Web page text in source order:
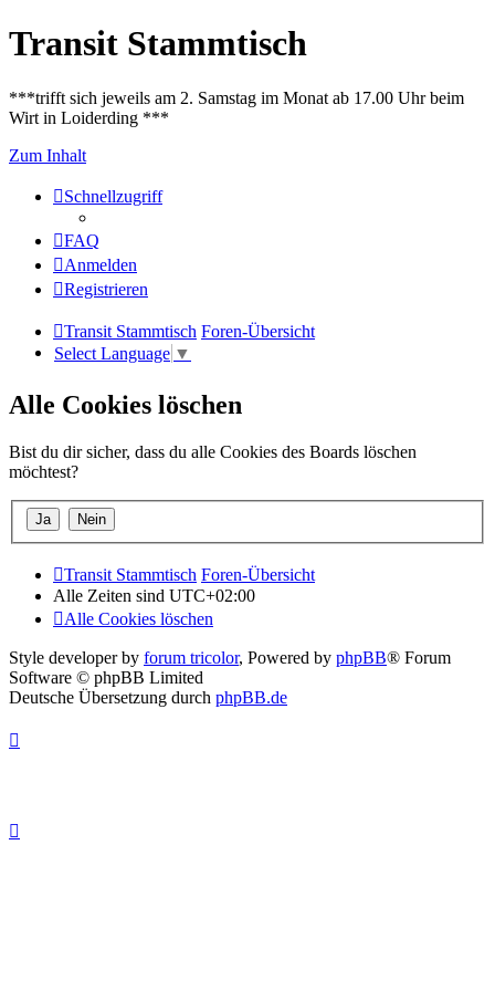
Transit Stammtisch
***trifft sich jeweils am 2. Samstag im Monat ab 17.00 Uhr beim
Wirt in Loiderding ***
Zum Inhalt
Schnellzugriff
FAQ
Anmelden
Registrieren
Transit Stammtisch Foren-Übersicht
Select Language ▼
Alle Cookies löschen
Bist du dir sicher, dass du alle Cookies des Boards löschen
möchtest?
Transit Stammtisch Foren-Übersicht
Alle Zeiten sind UTC+02:00
Alle Cookies löschen
Style developer by forum tricolor, Powered by phpBB® Forum
Software © phpBB Limited
Deutsche Übersetzung durch phpBB.de